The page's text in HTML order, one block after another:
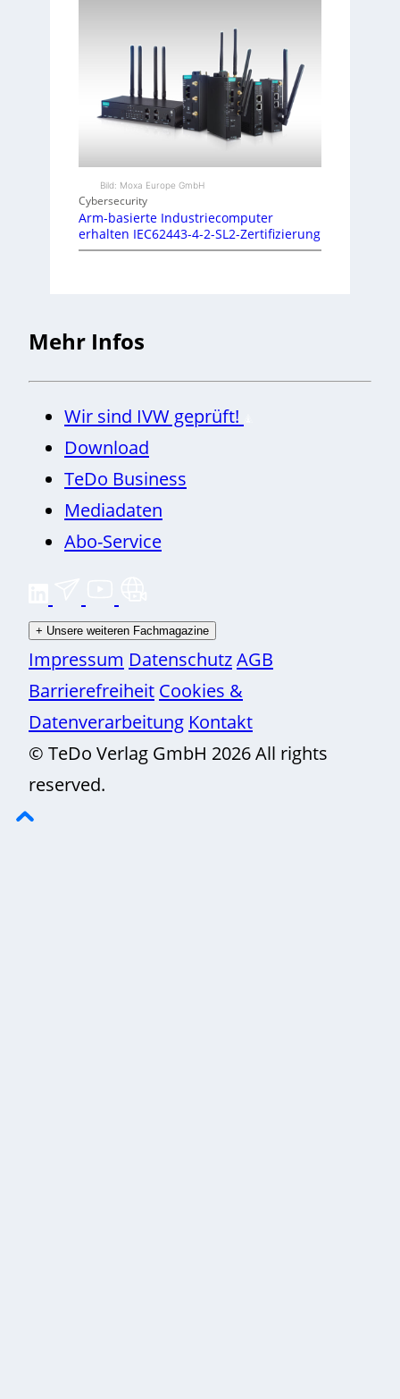
Bild: Moxa Europe GmbH
Cybersecurity
Arm-basierte Industriecomputer
erhalten IEC62443-4-2-SL2-Zertifizierung
Mehr Infos
Wir sind IVW geprüft!
Download
TeDo Business
Mediadaten
Abo-Service
+ Unsere weiteren Fachmagazine
Impressum DatenschutzAGB
Barrierefreiheit Cookies &
Datenverarbeitung Kontakt
© TeDo Verlag GmbH 2026 All rights
reserved.